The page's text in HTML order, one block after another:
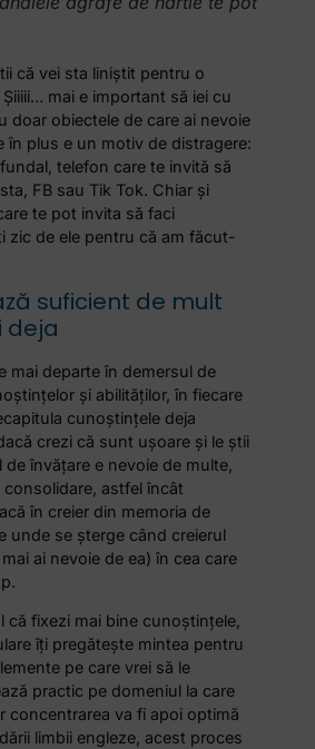
că vei sta liniştit pentru o
mai e important să iei cu
doar obiectele de care ai nevoie
în plus e un motiv de distragere:
telefon care te invită să
FB sau Tik Tok. Chiar şi
te pot invita să faci
zic de ele pentru că am făcut-
suficient de mult
deja
mai departe în demersul de
şi abilităţilor, în fiecare
cunoștințele deja
crezi că sunt uşoare şi le ştii
învăţare e nevoie de multe,
consolidare, astfel încât
în creier din memoria de
unde se şterge când creierul
ai nevoie de ea) în cea care
că fixezi mai bine cunoştinţele,
îţi pregăteşte mintea pentru
pe care vrei să le
practic pe domeniul la care
concentrarea va fi apoi optimă
limbii engleze, acest proces